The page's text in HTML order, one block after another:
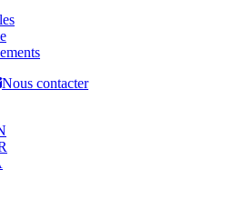
Nous contacter